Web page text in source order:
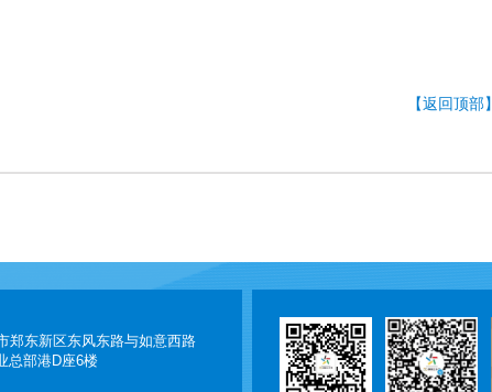
【返回顶部】
郑东新区东风东路与如意西路
总部港D座6楼